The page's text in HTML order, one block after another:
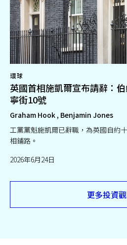
環球
英國首相施凱爾宣布請辭：
寧街10號
Graham Hook , Benjamin Jones
工黨黨魁施凱爾已辭職，為英國自約
相鋪路。
2026年6月24日
更多投資